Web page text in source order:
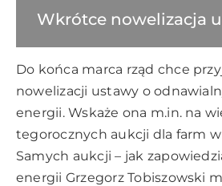
Wkrótce nowelizacja
Do końca marca rząd chce
nowelizacji ustawy o
energii. Wskaże ona m.in. na
tegorocznych aukcji dla farm
Samych aukcji – jak
energii Grzegorz Tobiszowski